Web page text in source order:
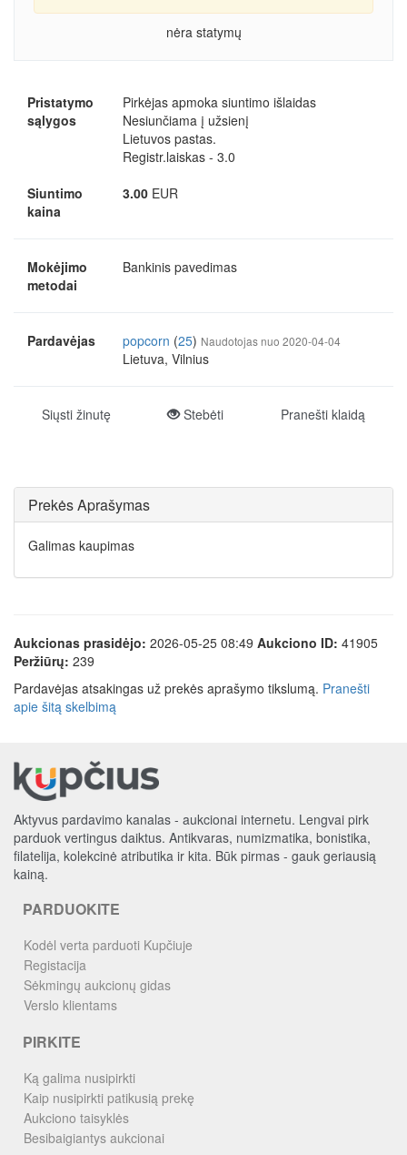
nėra statymų
Pristatymo
sąlygos
Pirkėjas apmoka siuntimo išlaidas
Nesiunčiama į užsienį
Lietuvos pastas.
Registr.laiskas - 3.0
Siuntimo
kaina
3.00EUR
Mokėjimo
metodai
Bankinis pavedimas
Pardavėjas popcorn (25) Naudotojas nuo 2020-04-04
Lietuva, Vilnius
Siųsti žinutę Stebėti Pranešti klaidą
Prekės Aprašymas
Galimas kaupimas
Aukcionas prasidėjo: 2026-05-25 08:49 Aukciono ID: 41905
Peržiūrų: 239
Pardavėjas atsakingas už prekės aprašymo tikslumą. Pranešti
apie šitą skelbimą
Aktyvus pardavimo kanalas - aukcionai internetu. Lengvai pirk
parduok vertingus daiktus. Antikvaras, numizmatika, bonistika,
filatelija, kolekcinė atributika ir kita. Būk pirmas - gauk geriausią
kainą.
PARDUOKITE
Kodėl verta parduoti Kupčiuje
Registacija
Sėkmingų aukcionų gidas
Verslo klientams
PIRKITE
Ką galima nusipirkti
Kaip nusipirkti patikusią prekę
Aukciono taisyklės
Besibaigiantys aukcionai